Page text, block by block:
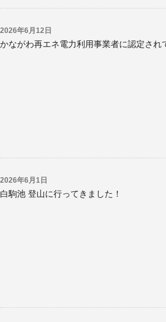
2026年6月12日
かながわ再エネ電力利用事業者に認定され
2026年6月1日
白駒池 登山に行ってきました！